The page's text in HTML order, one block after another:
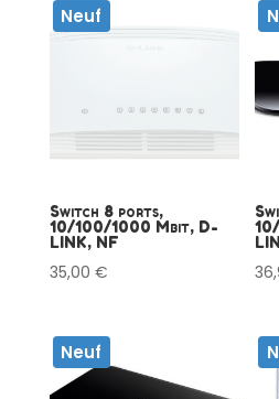
Neuf
Switch 8 ports,
10/100/1000 Mbit, D-
LINK, NF
35,00 €
Neuf